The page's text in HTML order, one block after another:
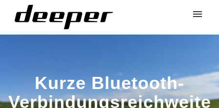
Kurze Bluetooth-
Verbindungsreichweite